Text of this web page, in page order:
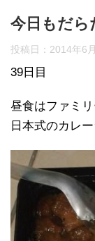
今日もだら
投稿日：2014年6
39日目
昼食はファミリ
日本式のカレ